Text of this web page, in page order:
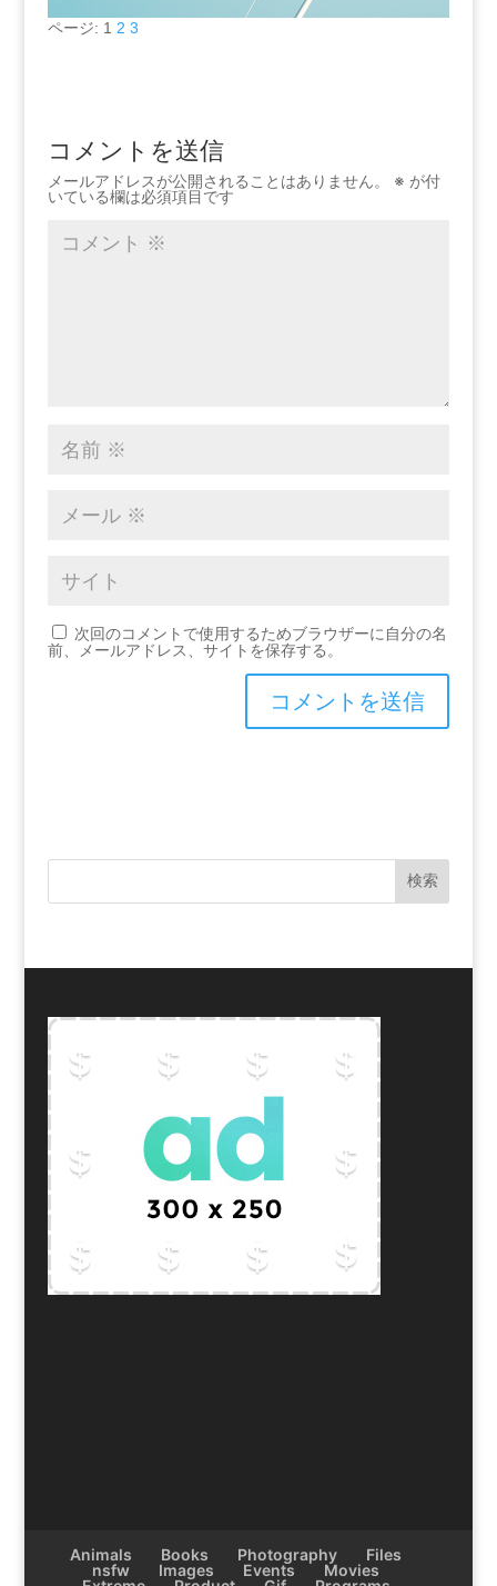
ページ: 1 2 3
コメントを送信
メールアドレスが公開されることはありません。 ※ が付
いている欄は必須項目です
次回のコメントで使用するためブラウザーに自分の名
前、メールアドレス、サイトを保存する。
Animals Books Photography
Files
nsfw
Images Events
Movies